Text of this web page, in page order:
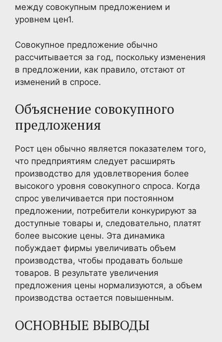
между совокупным предложением и
уровнем цен1.
Совокупное предложение обычно
рассчитывается за год, поскольку изменения
в предложении, как правило, отстают от
изменений в спросе.
Объяснение совокупного
предложения
Рост цен обычно является показателем того,
что предприятиям следует расширять
производство для удовлетворения более
высокого уровня совокупного спроса. Когда
спрос увеличивается при постоянном
предложении, потребители конкурируют за
доступные товары и, следовательно, платят
более высокие цены. Эта динамика
побуждает фирмы увеличивать объем
производства, чтобы продавать больше
товаров. В результате увеличения
предложения цены нормализуются, а объем
производства остается повышенным.
ОСНОВНЫЕ ВЫВОДЫ